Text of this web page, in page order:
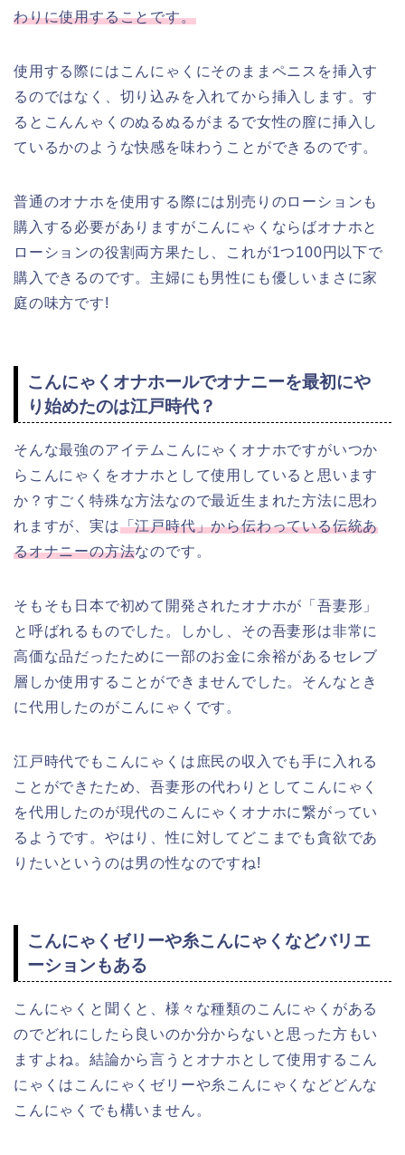
わりに使用することです。
使用する際にはこんにゃくにそのままペニスを挿入す
るのではなく、切り込みを入れてから挿入します。す
るとこんんゃくのぬるぬるがまるで女性の膣に挿入し
ているかのような快感を味わうことができるのです。
普通のオナホを使用する際には別売りのローションも
購入する必要がありますがこんにゃくならばオナホと
ローションの役割両方果たし、これが1つ100円以下で
購入できるのです。主婦にも男性にも優しいまさに家
庭の味方です!
こんにゃくオナホールでオナニーを最初にや
り始めたのは江戸時代？
そんな最強のアイテムこんにゃくオナホですがいつか
らこんにゃくをオナホとして使用していると思います
か？すごく特殊な方法なので最近生まれた方法に思わ
れますが、実は「江戸時代」から伝わっている伝統あ
るオナニーの方法なのです。
そもそも日本で初めて開発されたオナホが「吾妻形」
と呼ばれるものでした。しかし、その吾妻形は非常に
高価な品だったために一部のお金に余裕があるセレブ
層しか使用することができませんでした。そんなとき
に代用したのがこんにゃくです。
江戸時代でもこんにゃくは庶民の収入でも手に入れる
ことができたため、吾妻形の代わりとしてこんにゃく
を代用したのが現代のこんにゃくオナホに繋がってい
るようです。やはり、性に対してどこまでも貪欲であ
りたいというのは男の性なのですね!
こんにゃくゼリーや糸こんにゃくなどバリエ
ーションもある
こんにゃくと聞くと、様々な種類のこんにゃくがある
のでどれにしたら良いのか分からないと思った方もい
ますよね。結論から言うとオナホとして使用するこん
にゃくはこんにゃくゼリーや糸こんにゃくなどどんな
こんにゃくでも構いません。